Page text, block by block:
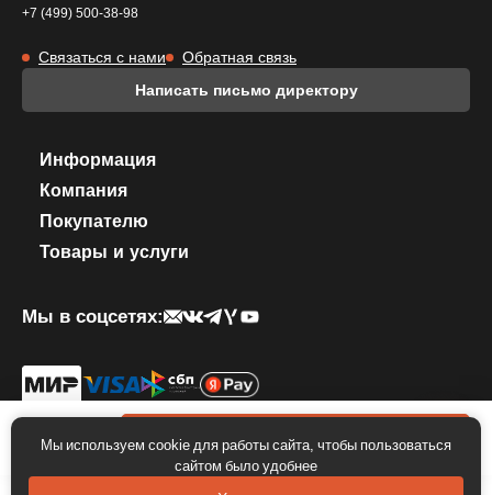
250 000 ₽ В корзину
Написать письмо директору
Информация
Компания
Покупателю
Товары и услуги
+7 (499) 500-38-98
Связаться с нами Обратная связь
© 2026 КОМПЛЕКТИКА. Все права защищены.Политика
Мы в соцсетях:
Мы используем cookie для работы сайта, чтобы пользоваться
сайтом было удобнее